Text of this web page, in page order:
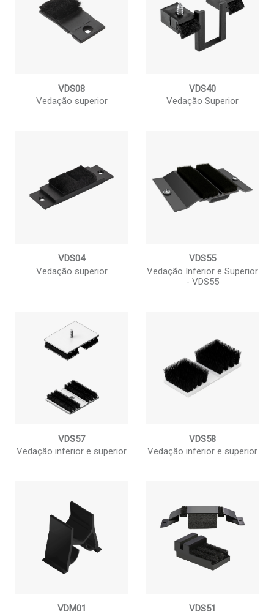
VDS08
Vedação superior
VDS40
Vedação Superior
VDS04
Vedação superior
VDS55
Vedação Inferior e Superior
- VDS55
VDS57
Vedação inferior e superior
VDS58
Vedação inferior e superior
VDM01
VDS51